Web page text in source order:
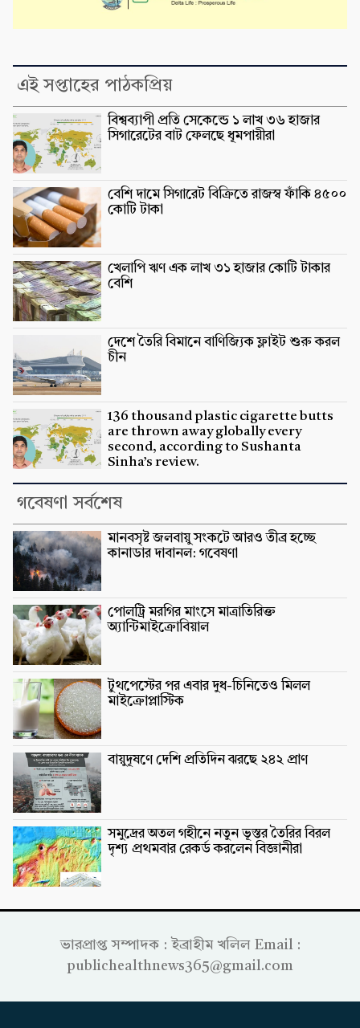
এই সপ্তাহের পাঠকপ্রিয়
বিশ্বব্যাপী প্রতি সেকেন্ডে ১ লাখ ৩৬ হাজার
সিগারেটের বাট ফেলছে ধূমপায়ীরা
বেশি দামে সিগারেট বিক্রিতে রাজস্ব ফাঁকি ৪৫০০
কোটি টাকা
খেলাপি ঋণ এক লাখ ৩১ হাজার কোটি টাকার
বেশি
দেশে তৈরি বিমানে বাণিজ্যিক ফ্লাইট শুরু করল
চীন
136 thousand plastic cigarette butts
are thrown away globally every
second, according to Sushanta
Sinha’s review.
গবেষণা সর্বশেষ
মানবসৃষ্ট জলবায়ু সংকটে আরও তীব্র হচ্ছে
কানাডার দাবানল: গবেষণা
পোলট্রি মরগির মাংসে মাত্রাতিরিক্ত
অ্যান্টিমাইক্রোবিয়াল
টুথপেস্টের পর এবার দুধ-চিনিতেও মিলল
মাইক্রোপ্লাস্টিক
বায়ুদূষণে দেশি প্রতিদিন ঝরছে ২৪২ প্রাণ
সমুদ্রের অতল গহীনে নতুন ভূস্তর তৈরির বিরল
দৃশ্য প্রথমবার রেকর্ড করলেন বিজ্ঞানীরা
ভারপ্রাপ্ত সম্পাদক : ইব্রাহীম খলিল Email :
publichealthnews365@gmail.com